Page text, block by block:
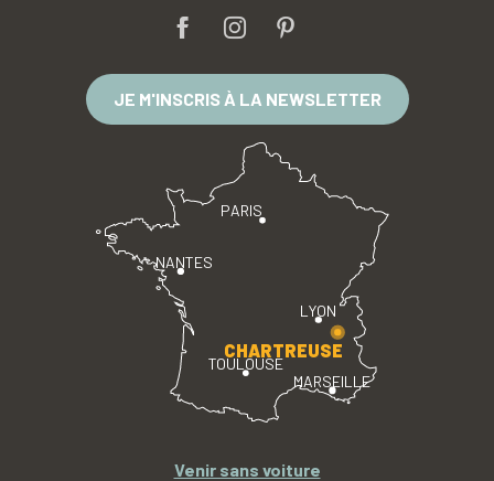
JE M'INSCRIS À LA NEWSLETTER
PARIS
LYON
TOULOUSE
MARSEILLE
NANTES
CHARTREUSE
Venir sans voiture